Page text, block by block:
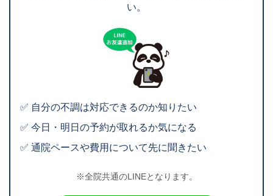
い。
✅ 自分の不調は対応できるのか知りたい
✅ 今日・明日の予約が取れるか気になる
✅ 通院ペースや費用について先に聞きたい
※全院共通のLINEとなります。